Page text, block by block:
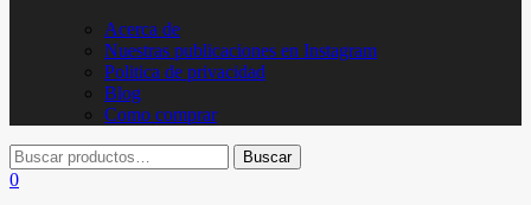
Acerca de
Nuestras publicaciones en Instagram
Politica de privacidad
Blog
Como comprar
0